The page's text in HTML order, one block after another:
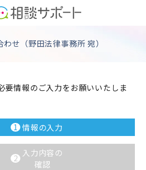
わせ（野田法律事務所 宛）
要情報のご入力をお願いいたしま
1 情報の入力
2 入力内容の
確認